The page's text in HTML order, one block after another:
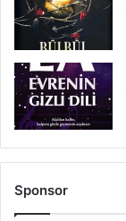
Sponsor